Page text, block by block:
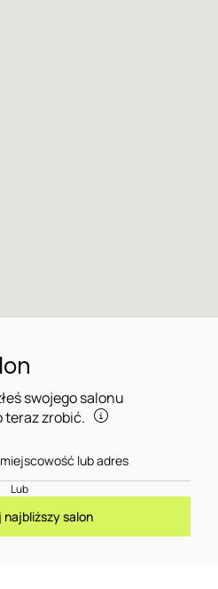
swojego salonu
teraz zrobić.
Lub
najbliższy salon